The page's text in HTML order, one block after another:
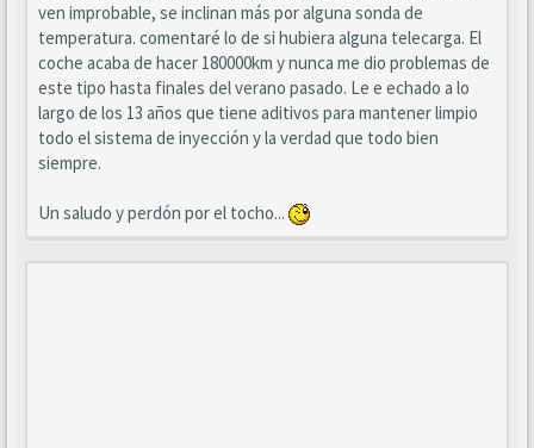
ven improbable, se inclinan más por alguna sonda de
temperatura. comentaré lo de si hubiera alguna telecarga. El
coche acaba de hacer 180000km y nunca me dio problemas de
este tipo hasta finales del verano pasado. Le e echado a lo
largo de los 13 años que tiene aditivos para mantener limpio
todo el sistema de inyección y la verdad que todo bien
siempre.
Un saludo y perdón por el tocho...